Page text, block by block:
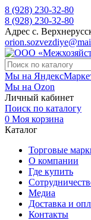
8 (928) 230-32-80
8 (928) 230-32-80
Адрес с.
Мы на
Мы на Ozon
Личный кабинет
Поиск по каталогу
0 Моя корзина
Каталог
Торговые
О компании
Где купить
Медиа
Доставка и
Контакты